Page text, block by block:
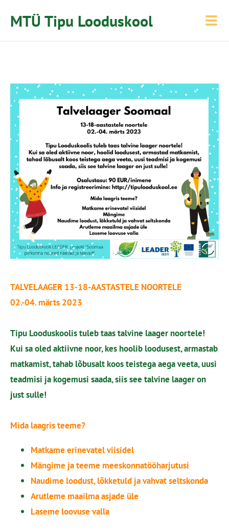
MTÜ Tipu Looduskool
TALVELAAGER 13-18-AASTASTELE NOORTELE
02.-04. märts 2023
Tipu Looduskoolis tuleb taas talvine laager noortele!
Kui sa oled aktiivne noor, kes hoolib loodusest, armastab
matkamist, tahab lõbusalt koos teistega aega veeta, uusi
teadmisi ja kogemusi saada, siis see talvine laager on
just sulle!
Mida laagris teeme?
Matkame erinevatel viisidel
Mängime ja teeme meeskonnatööharjutusi
Naudime loodust, lõkketuld ja vahvat seltskonda
Arutleme maailma asjade üle
Laseme loovuse valla